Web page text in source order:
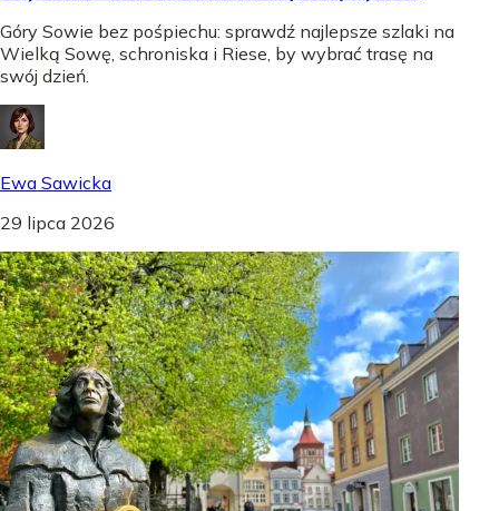
Góry Sowie bez pośpiechu: sprawdź najlepsze szlaki na
Wielką Sowę, schroniska i Riese, by wybrać trasę na
swój dzień.
Ewa Sawicka
29 lipca 2026